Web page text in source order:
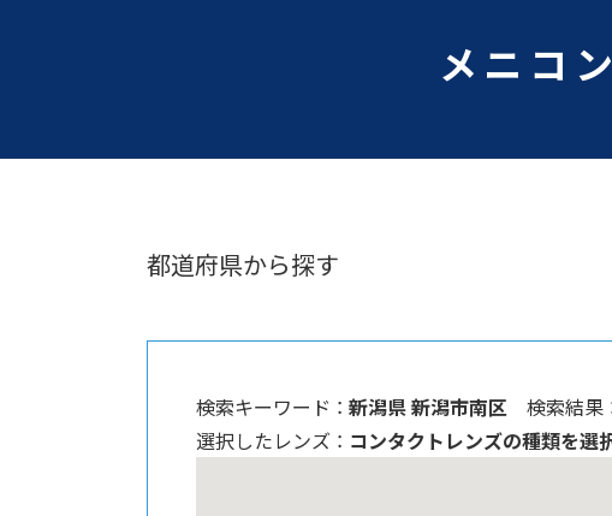
メニコ
都道府県から探す
検索キーワード ： 新潟県 新潟市南区 検索結果
選択したレンズ ： コンタクトレンズの種類を選